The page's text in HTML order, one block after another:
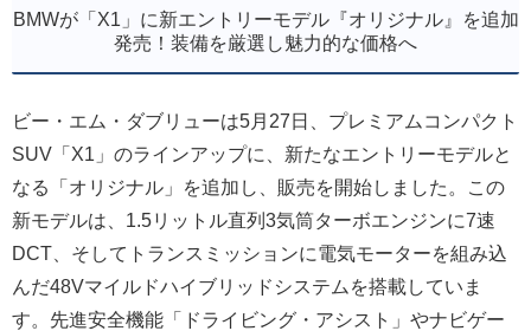
BMWが「X1」に新エントリーモデル『オリジナル』を追加
発売！装備を厳選し魅力的な価格へ
ビー・エム・ダブリューは5月27日、プレミアムコンパクト
SUV「X1」のラインアップに、新たなエントリーモデルと
なる「オリジナル」を追加し、販売を開始しました。この
新モデルは、1.5リットル直列3気筒ターボエンジンに7速
DCT、そしてトランスミッションに電気モーターを組み込
んだ48Vマイルドハイブリッドシステムを搭載していま
す。先進安全機能「ドライビング・アシスト」やナビゲー